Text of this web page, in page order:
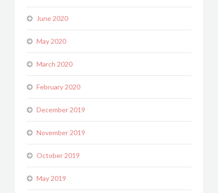
June 2020
May 2020
March 2020
February 2020
December 2019
November 2019
October 2019
May 2019